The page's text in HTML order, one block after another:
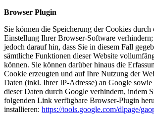
Browser Plugin
Sie können die Speicherung der Cookies durch
Einstellung Ihrer Browser-Software
jedoch darauf hin, dass Sie in diesem Fall
sämtliche Funktionen dieser Website
können. Sie können darüber hinaus die
Cookie erzeugten und auf Ihre Nutzung der
Daten (inkl. Ihrer IP-Adresse) an Google sowie
dieser Daten durch Google verhindern, indem
folgenden Link verfügbare Browser-Plugin
installieren: https://tools.google.com/dlpage/